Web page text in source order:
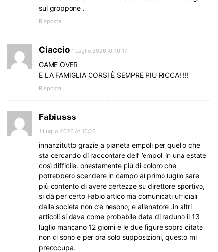
sul groppone .
Risposta
Ciaccio 1 Luglio 2026 At 10:17
GAME OVER
E LA FAMIGLIA CORSI È SEMPRE PIU RICCA!!!!!
Risposta
Fabiusss
1 Luglio 2026 At 10:26
innanzitutto grazie a pianeta empoli per quello che
sta cercando di raccontare dell’ ’empoli in una estate
così difficile. onestamente più di coloro che
potrebbero scendere in campo al primo luglio sarei
più contento di avere certezze su direttore sportivo,
si dà per certo Fabio artico ma comunicati ufficiali
dalla societa non c’è nesono, e allenatore .in altri
articoli si dava come probabile data di raduno il 13
luglio mancano 12 giorni e le due figure sopra citate
non ci sono e per ora solo supposizioni, questo mi
preoccupa.